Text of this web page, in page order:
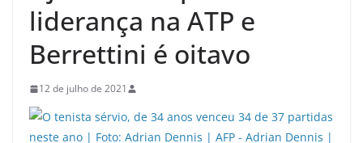
liderança na ATP e
Berrettini é oitavo
12 de julho de 2021